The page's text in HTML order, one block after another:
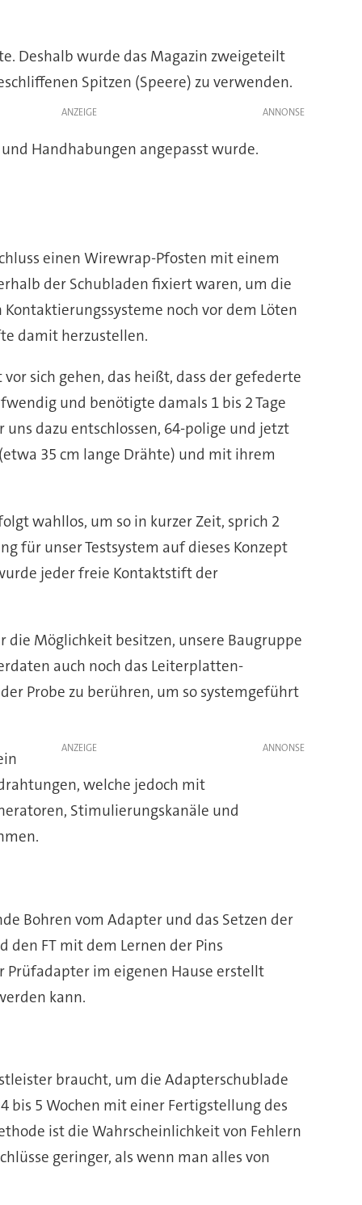
Deshalb wurde das Magazin zweigeteilt
Spitzen (Speere) zu verwenden.
ANZEIGE
Handhabungen angepasst wurde.
einen Wirewrap-Pfosten mit einem
der Schubladen fixiert waren, um die
noch vor dem Löten
damit herzustellen.
sich gehen, das heißt, dass der gefederte
und benötigte damals 1 bis 2 Tage
dazu entschlossen, 64-polige und jetzt
35 cm lange Drähte) und mit ihrem
wahllos, um so in kurzer Zeit, sprich 2
für unser Testsystem auf dieses Konzept
jeder freie Kontaktstift der
Möglichkeit besitzen, unsere Baugruppe
auch noch das Leiterplatten-
Probe zu berühren, um so systemgeführt
ANZEIGE
welche jedoch mit
Stimulierungskanäle und
Bohren vom Adapter und das Setzen der
FT mit dem Lernen der Pins
Prüfadapter im eigenen Hause erstellt
kann.
braucht, um die Adapterschublade
bis 5 Wochen mit einer Fertigstellung des
ist die Wahrscheinlichkeit von Fehlern
geringer, als wenn man alles von